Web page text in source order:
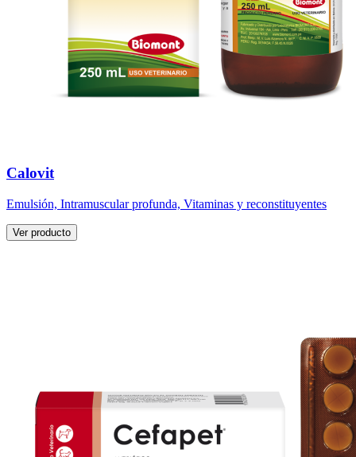
Calovit
Emulsión, Intramuscular profunda, Vitaminas y reconstituyentes
Ver producto